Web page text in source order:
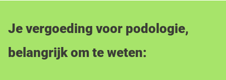
Je vergoeding voor podologie,
belangrijk om te weten: